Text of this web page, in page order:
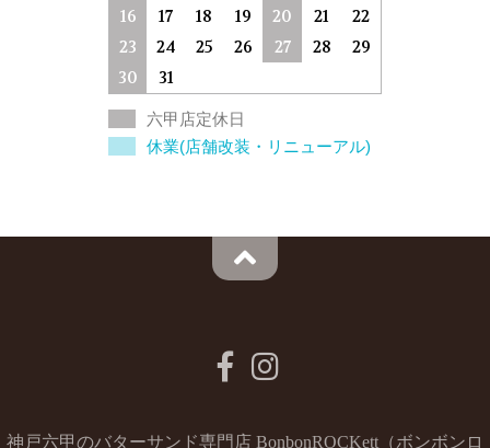
16
17 18 19 20 21
22
23
24 25 26 27 28
29
30
31
六甲店定休日
休業(店舗改装・リニューアル)
神戸六甲のバターサンド専門店 BonbonROCKett（ボンボンロ